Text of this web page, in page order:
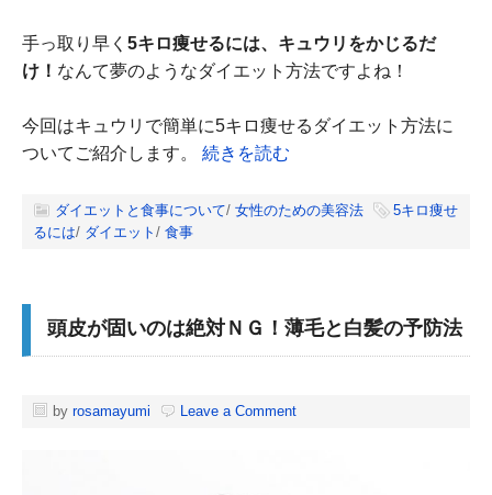
手っ取り早く 5キロ痩せるには、キュウリをかじるだ
け！ なんて夢のようなダイエット方法ですよね！
今回はキュウリで簡単に5キロ痩せるダイエット方法に
ついてご紹介します。 続きを読む
ダイエットと食事について/ 女性のための美容法
5キロ痩せ
るには/ ダイエット / 食事
頭皮が固いのは絶対ＮＧ！薄毛と白髪の予防法
by rosamayumi Leave a Comment